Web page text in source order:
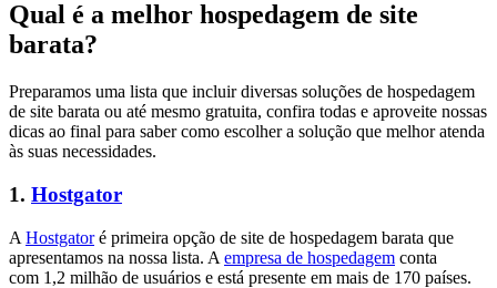
Qual é a melhor hospedagem de site
barata?
Preparamos uma lista que incluir diversas soluções de hospedagem
de site barata ou até mesmo gratuita, confira todas e aproveite nossas
dicas ao final para saber como escolher a solução que melhor atenda
às suas necessidades.
1. Hostgator
A Hostgatoré primeira opção de site de hospedagem barata que
apresentamos na nossa lista. A empresa de hospedagem conta
com 1,2 milhão de usuários e está presente em mais de 170 países.